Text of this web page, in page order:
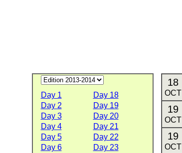
Day 1
Day 18
Day 2
Day 19
Day 3
Day 20
Day 4
Day 21
Day 5
Day 22
Day 6
Day 23
18
OCT
19
OCT
19
OCT